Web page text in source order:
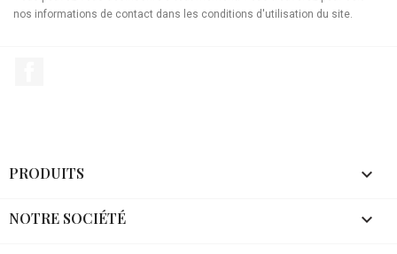
nos informations de contact dans les conditions d'utilisation du site.
PRODUITS 
NOTRE SOCIÉTÉ 